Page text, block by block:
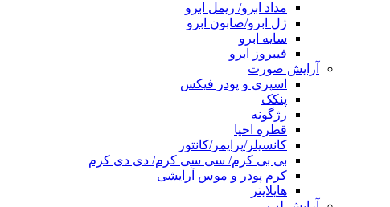
مداد ابرو/ ریمل ابرو
ژل ابرو/صابون ابرو
سایه ابرو
فیبروز ابرو
آرایش صورت
اسپری و پودر فیکس
پنکک
رژگونه
قطره احیا
کانسیلر/پرایمر/کانتور
بی بی کرم/ سی سی کرم/ دی دی کرم
کرم پودر و موس آرایشی
هایلایتر